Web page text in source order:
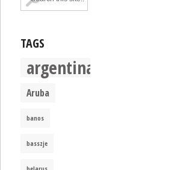
TAGS
argentina
Aruba
banos
basszje